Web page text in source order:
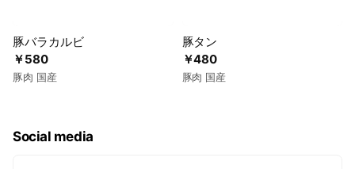
￥580
豚バラカルビ
豚肉 国産
￥480
豚タン
豚肉 国産
Social media